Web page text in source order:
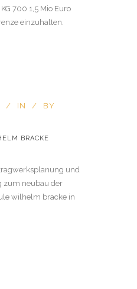
700 1,5 Mio Euro
einzuhalten.
IN
BY
BRACKE
und
zum neubau der
wilhelm bracke in